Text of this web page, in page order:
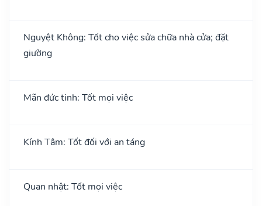
Nguyệt Không: Tốt cho việc sửa chữa nhà cửa; đặt
giường
Mãn đức tinh: Tốt mọi việc
Kính Tâm: Tốt đối với an táng
Quan nhật: Tốt mọi việc